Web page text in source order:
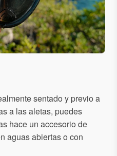
sentado y previo a
a las aletas, puedes
hace un accesorio de
aguas abiertas o con